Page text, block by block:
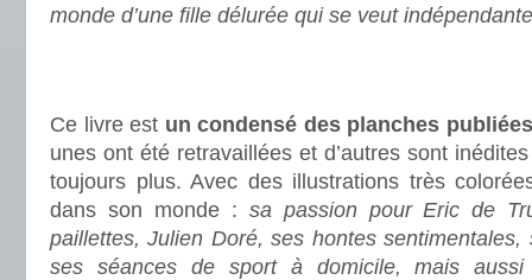
monde d’une fille délurée qui se veut
Ce livre est un condensé des planches publiées
unes ont été retravaillées et d’autres sont
toujours plus. Avec des illustrations très
dans son monde : sa passion pour Eric de
paillettes, Julien Doré, ses hontes
ses séances de sport à domicile, mais